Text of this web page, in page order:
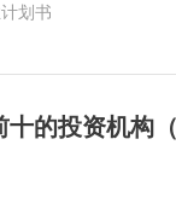
划书
的投资机构（